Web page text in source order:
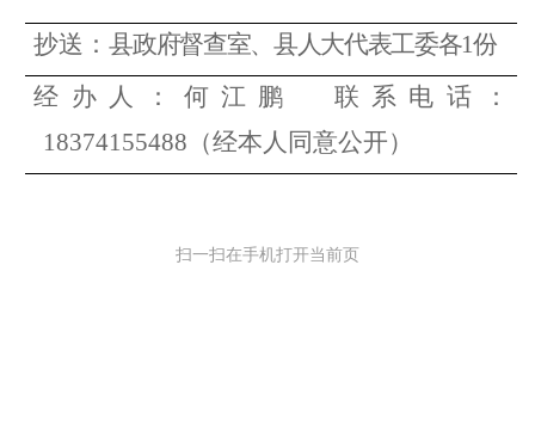
抄送：县政府督查室、县人大代表工委各1份
经办人： 何江鹏
联系电话：
18374155488（经本人同意公开）
扫一扫在手机打开当前页